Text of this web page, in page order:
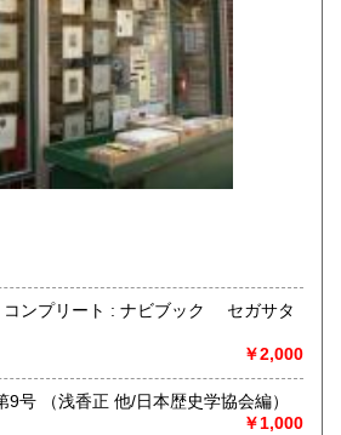
一冊一冊を大切にお届けします。幅広
ホームページにもお立ち寄りくださ
ンプリート : ナビブック セガサタ
￥2,000
日本歴史学協会年報 第9号 （浅香正 他/日本歴史学協会編）
￥1,000